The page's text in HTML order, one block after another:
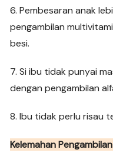
6. Pembesaran anak
pengambilan
besi.
7. Si ibu tidak punyai
dengan pengambilan
8. Ibu tidak perlu risau
Kelemahan